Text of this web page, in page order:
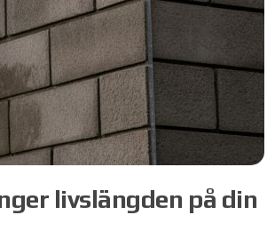
livslängden på din